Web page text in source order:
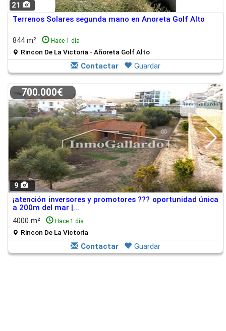
21
Terrenos Solares segunda mano en Anoreta Golf Alto
844 m² Hace 1 día
Rincon De La Victoria - Añoreta Golf Alto
Contactar Guardar
9
700.000€
¡atención inversores y promotores ??? oportunidad única
a 200m del mar |...
4000 m²
Hace 1 día
Rincon De La Victoria
Contactar Guardar